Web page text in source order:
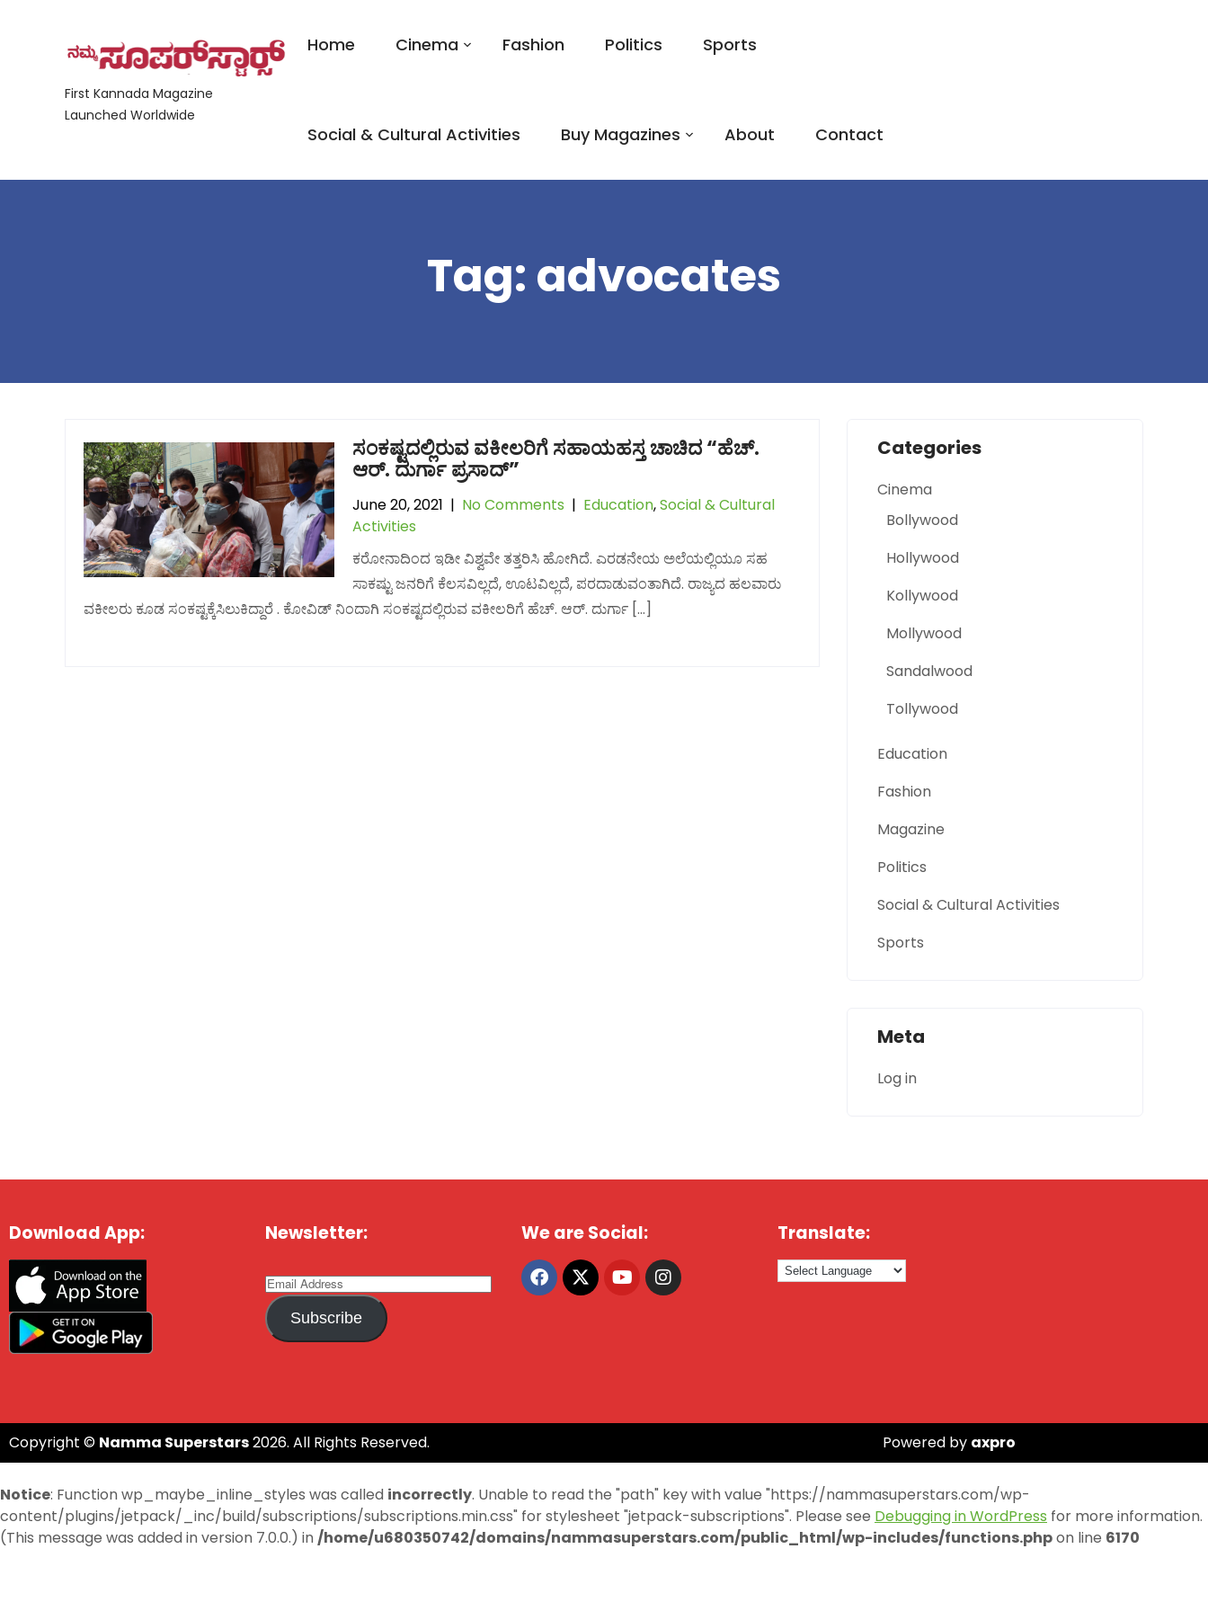
First Kannada Magazine
Launched Worldwide
Home Cinema Fashion Politics Sports
Social & Cultural Activities Buy Magazines About Contact
Tag: advocates
ಸಂಕಷ್ಟದಲ್ಲಿರುವ ವಕೀಲರಿಗೆ ಸಹಾಯಹಸ್ತ ಚಾಚಿದ “ಹೆಚ್.
ಆರ್. ದುರ್ಗಾ ಪ್ರಸಾದ್”
June 20, 2021 | No Comments | Education,Social & Cultural
Activities
ಕರೋನಾದಿಂದ ಇಡೀ ವಿಶ್ವವೇ ತತ್ತರಿಸಿ ಹೋಗಿದೆ. ಎರಡನೇಯ ಅಲೆಯಲ್ಲಿಯೂ ಸಹ
ಸಾಕಷ್ಟು ಜನರಿಗೆ ಕೆಲಸವಿಲ್ಲದೆ, ಊಟವಿಲ್ಲದೆ, ಪರದಾಡುವಂತಾಗಿದೆ. ರಾಜ್ಯದ ಹಲವಾರು
ವಕೀಲರು ಕೂಡ ಸಂಕಷ್ಟಕ್ಕೆಸಿಲುಕಿದ್ದಾರೆ . ಕೋವಿಡ್ ನಿಂದಾಗಿ ಸಂಕಷ್ಟದಲ್ಲಿರುವ ವಕೀಲರಿಗೆ ಹೆಚ್. ಆರ್. ದುರ್ಗಾ […]
Categories
Cinema
Bollywood
Hollywood
Kollywood
Mollywood
Sandalwood
Tollywood
Education
Fashion
Magazine
Politics
Social & Cultural Activities
Sports
Meta
Log in
Download App: Newsletter:
Subscribe
We are Social: Translate:
Copyright © Namma Superstars2026. All Rights Reserved. Powered by axpro
Notice: Function wp_maybe_inline_styles was called incorrectly. Unable to read the "path" key with value "https://nammasuperstars.com/wp-
content/plugins/jetpack/_inc/build/subscriptions/subscriptions.min.css" for stylesheet "jetpack-subscriptions". Please see Debugging in WordPress for more information.
(This message was added in version 7.0.0.) in /home/u680350742/domains/nammasuperstars.com/public_html/wp-includes/functions.phpon line 6170